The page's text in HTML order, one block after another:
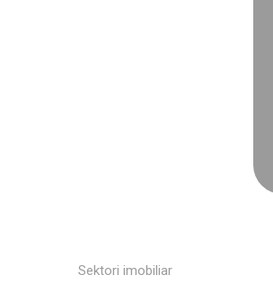
Sektori imobiliar